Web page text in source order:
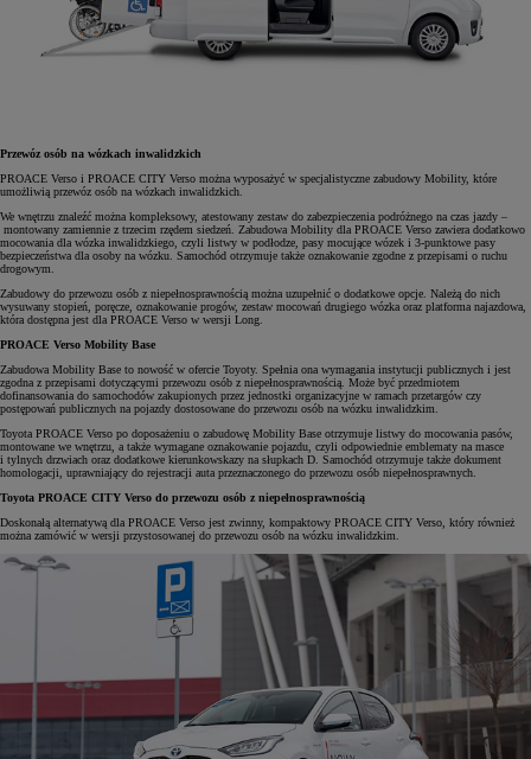
Przewóz osób na wózkach inwalidzkich
PROACE Verso i PROACE CITY Verso można wyposażyć w specjalistyczne zabudowy Mobility, które
umożliwią przewóz osób na wózkach inwalidzkich.
We wnętrzu znaleźć można kompleksowy, atestowany zestaw do zabezpieczenia podróżnego na czas jazdy –
montowany zamiennie z trzecim rzędem siedzeń. Zabudowa Mobility dla PROACE Verso zawiera dodatkowo
mocowania dla wózka inwalidzkiego, czyli listwy w podłodze, pasy mocujące wózek i 3-punktowe pasy
bezpieczeństwa dla osoby na wózku. Samochód otrzymuje także oznakowanie zgodne z przepisami o ruchu
drogowym.
Zabudowy do przewozu osób z niepełnosprawnością można uzupełnić o dodatkowe opcje. Należą do nich
wysuwany stopień, poręcze, oznakowanie progów, zestaw mocowań drugiego wózka oraz platforma najazdowa,
która dostępna jest dla PROACE Verso w wersji Long.
PROACE Verso Mobility Base
Zabudowa Mobility Base to nowość w ofercie Toyoty. Spełnia ona wymagania instytucji publicznych i jest
zgodna z przepisami dotyczącymi przewozu osób z niepełnosprawnością. Może być przedmiotem
dofinansowania do samochodów zakupionych przez jednostki organizacyjne w ramach przetargów czy
postępowań publicznych na pojazdy dostosowane do przewozu osób na wózku inwalidzkim.
Toyota PROACE Verso po doposażeniu o zabudowę Mobility Base otrzymuje listwy do mocowania pasów,
montowane we wnętrzu, a także wymagane oznakowanie pojazdu, czyli odpowiednie emblematy na masce
i tylnych drzwiach oraz dodatkowe kierunkowskazy na słupkach D. Samochód otrzymuje także dokument
homologacji, uprawniający do rejestracji auta przeznaczonego do przewozu osób niepełnosprawnych.
Toyota PROACE CITY Verso do przewozu osób z niepełnosprawnością
Doskonałą alternatywą dla PROACE Verso jest zwinny, kompaktowy PROACE CITY Verso, który również
można zamówić w wersji przystosowanej do przewozu osób na wózku inwalidzkim.